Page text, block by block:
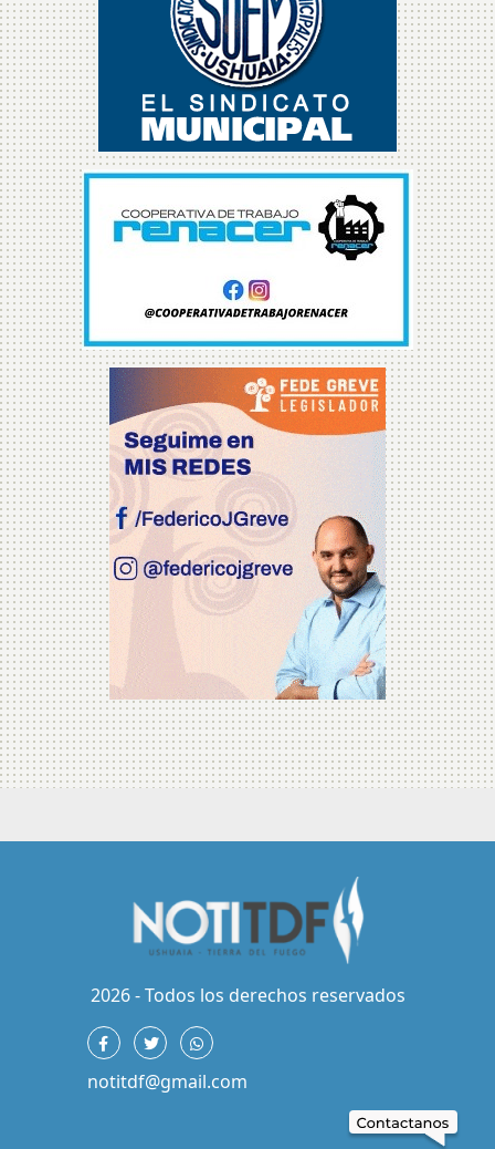
2026 - Todos los derechos reservados
notitdf@gmail.com